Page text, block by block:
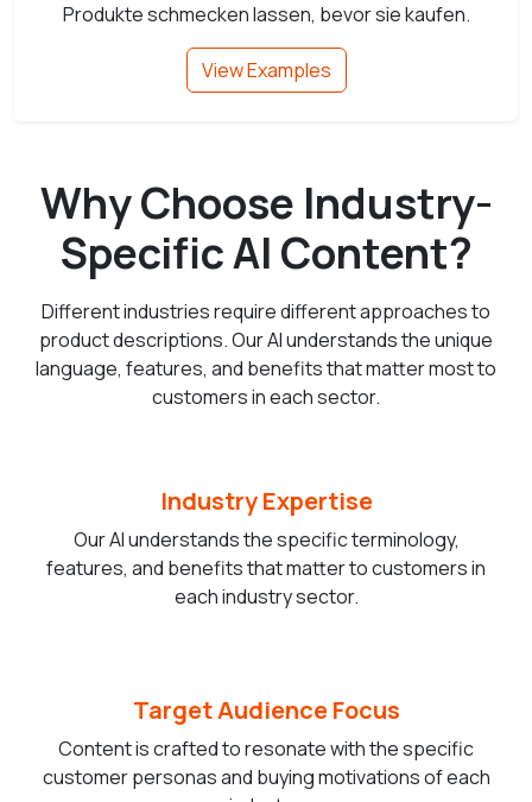
Produkte schmecken lassen, bevor sie kaufen.
View Examples
Why Choose Industry-
Specific AI Content?
Different industries require different approaches to
product descriptions. Our AI understands the unique
language, features, and benefits that matter most to
customers in each sector.
Industry Expertise
Our AI understands the specific terminology,
features, and benefits that matter to customers in
each industry sector.
Target Audience Focus
Content is crafted to resonate with the specific
customer personas and buying motivations of each